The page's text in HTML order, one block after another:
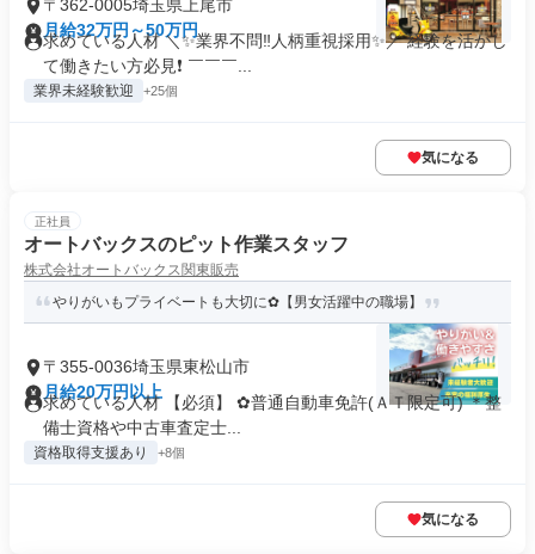
〒362-0005埼玉県上尾市
月給32万円～50万円
求めている人材 ＼✨業界不問‼人柄重視採用✨／ 経験を活かし
て働きたい方必見❗ ￣￣￣...
業界未経験歓迎 +25個
気になる
正社員
オートバックスのピット作業スタッフ
株式会社オートバックス関東販売
やりがいもプライベートも大切に✿【男女活躍中の職場】
〒355-0036埼玉県東松山市
月給20万円以上
求めている人材 【必須】 ✿普通自動車免許(ＡＴ限定可) ＊整
備士資格や中古車査定士...
資格取得支援あり +8個
気になる